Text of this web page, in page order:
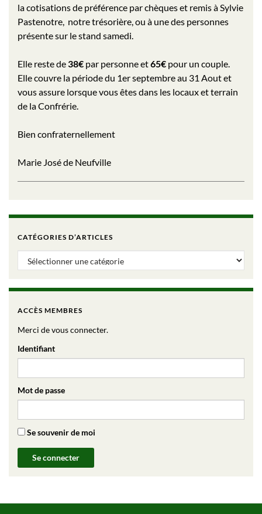
la cotisations de préférence par chèques et remis à Sylvie
Pastenotre, notre trésorière, ou à une des personnes
présente sur le stand samedi.
Elle reste de 38€ par personne et65€ pour un couple.
Elle couvre la période du 1er septembre au 31 Aout et
vous assure lorsque vous êtes dans les locaux et terrain
de la Confrérie.
Bien confraternellement
Marie José de Neufville
CATÉGORIES D’ARTICLES
Catégories d’articles
ACCÈS MEMBRES
Merci de vous connecter.
Identifiant
Mot de passe
Se souvenir de moi